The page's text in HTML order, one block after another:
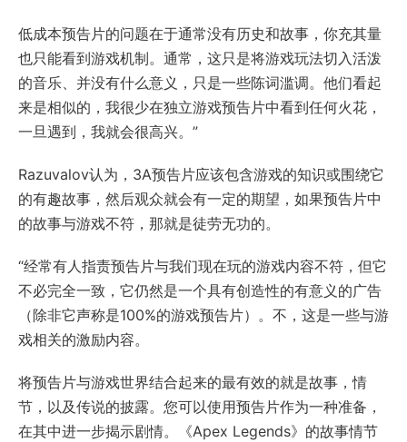
低成本预告片的问题在于通常没有历史和故事，你充其量
也只能看到游戏机制。通常，这只是将游戏玩法切入活泼
的音乐、并没有什么意义，只是一些陈词滥调。他们看起
来是相似的，我很少在独立游戏预告片中看到任何火花，
一旦遇到，我就会很高兴。”
Razuvalov认为，3A预告片应该包含游戏的知识或围绕它
的有趣故事，然后观众就会有一定的期望，如果预告片中
的故事与游戏不符，那就是徒劳无功的。
“经常有人指责预告片与我们现在玩的游戏内容不符，但它
不必完全一致，它仍然是一个具有创造性的有意义的广告
（除非它声称是100%的游戏预告片）。不，这是一些与游
戏相关的激励内容。
将预告片与游戏世界结合起来的最有效的就是故事，情
节，以及传说的披露。您可以使用预告片作为一种准备，
在其中进一步揭示剧情。《Apex Legends》的故事情节